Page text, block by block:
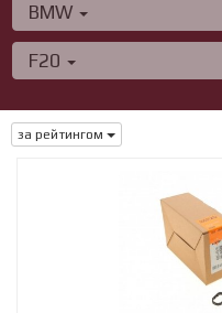
BMW
F20
за рейтингом